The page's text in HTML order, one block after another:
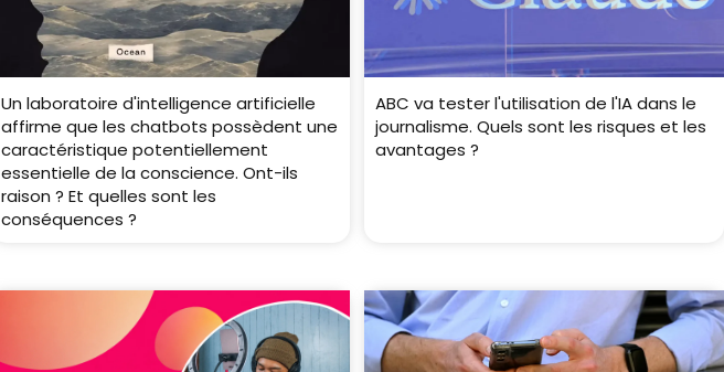
Un laboratoire d'intelligence artificielle
affirme que les chatbots possèdent une
caractéristique potentiellement
essentielle de la conscience. Ont-ils
raison ? Et quelles sont les
conséquences ?
ABC va tester l'utilisation de l'IA dans le
journalisme. Quels sont les risques et les
avantages ?